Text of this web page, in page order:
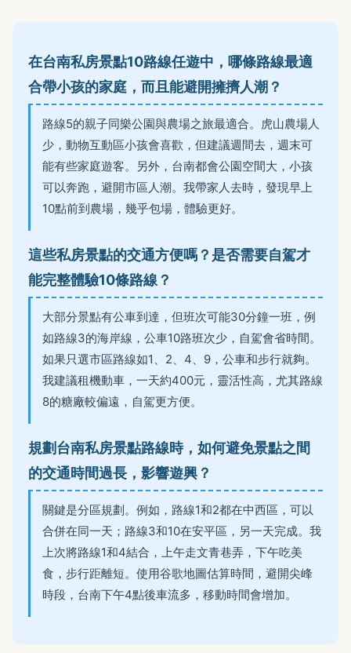
在台南私房景點10路線任遊中，哪條路線最適
合帶小孩的家庭，而且能避開擁擠人潮？
路線5的親子同樂公園與農場之旅最適合。虎山農場人
少，動物互動區小孩會喜歡，但建議週間去，週末可
能有些家庭遊客。另外，台南都會公園空間大，小孩
可以奔跑，避開市區人潮。我帶家人去時，發現早上
10點前到農場，幾乎包場，體驗更好。
這些私房景點的交通方便嗎？是否需要自駕才
能完整體驗10條路線？
大部分景點有公車到達，但班次可能30分鐘一班，例
如路線3的海岸線，公車10路班次少，自駕會省時間。
如果只選市區路線如1、2、4、9，公車和步行就夠。
我建議租機動車，一天約400元，靈活性高，尤其路線
8的糖廠較偏遠，自駕更方便。
規劃台南私房景點路線時，如何避免景點之間
的交通時間過長，影響遊興？
關鍵是分區規劃。例如，路線1和2都在中西區，可以
合併在同一天；路線3和10在安平區，另一天完成。我
上次將路線1和4結合，上午走文青巷弄，下午吃美
食，步行距離短。使用谷歌地圖估算時間，避開尖峰
時段，台南下午4點後車流多，移動時間會增加。